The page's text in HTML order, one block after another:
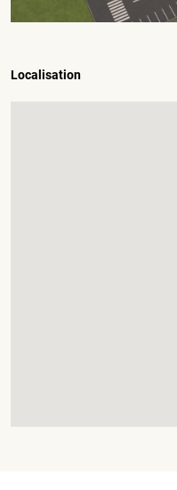
Localisation